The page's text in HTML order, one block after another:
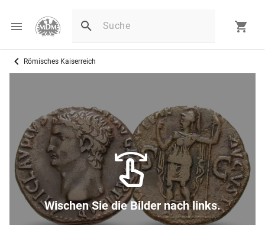
Römisches Kaiserreich
Wischen Sie die Bilder nach links.